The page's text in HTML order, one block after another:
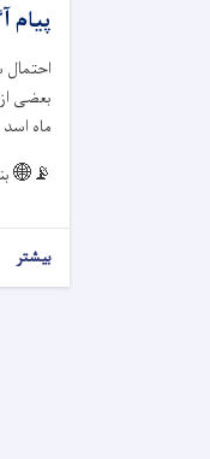
بعضی
ماه
📡🌐
بیشتر